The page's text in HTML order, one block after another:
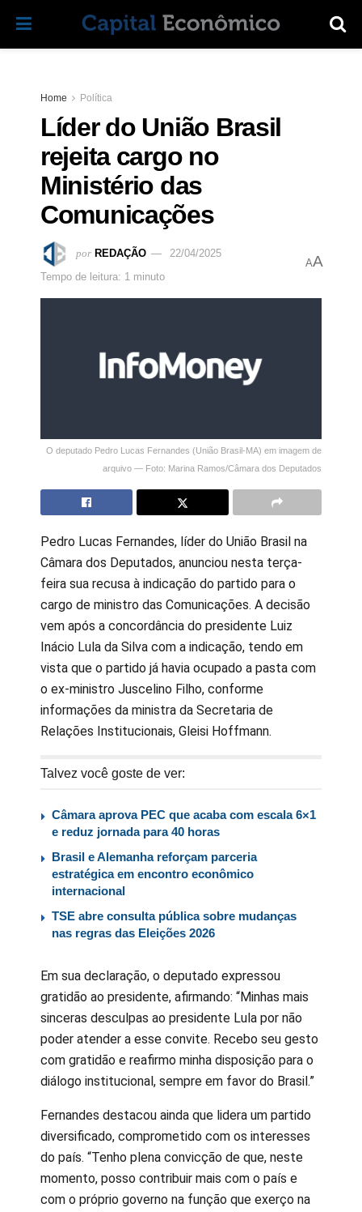
Home Política
Líder do União Brasil
rejeita cargo no
Ministério das
Comunicações
por REDAÇÃO
22/04/2025
Tempo de leitura: 1 minuto
AA
O deputado Pedro Lucas Fernandes (União Brasil-MA) em imagem de
arquivo — Foto: Marina Ramos/Câmara dos Deputados
Pedro Lucas Fernandes, líder do União Brasil na
Câmara dos Deputados, anunciou nesta terça-
feira sua recusa à indicação do partido para o
cargo de ministro das Comunicações. A decisão
vem após a concordância do presidente Luiz
Inácio Lula da Silva com a indicação, tendo em
vista que o partido já havia ocupado a pasta com
o ex-ministro Juscelino Filho, conforme
informações da ministra da Secretaria de
Relações Institucionais, Gleisi Hoffmann.
Talvez você goste de ver:
Câmara aprova PEC que acaba com escala 6×1
e reduz jornada para 40 horas
Brasil e Alemanha reforçam parceria
estratégica em encontro econômico
internacional
TSE abre consulta pública sobre mudanças
nas regras das Eleições 2026
Em sua declaração, o deputado expressou
gratidão ao presidente, afirmando: “Minhas mais
sinceras desculpas ao presidente Lula por não
poder atender a esse convite. Recebo seu gesto
com gratidão e reafirmo minha disposição para o
diálogo institucional, sempre em favor do Brasil.”
Fernandes destacou ainda que lidera um partido
diversificado, comprometido com os interesses
do país. “Tenho plena convicção de que, neste
momento, posso contribuir mais com o país e
com o próprio governo na função que exerço na